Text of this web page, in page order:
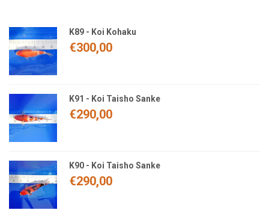
K89 - Koi Kohaku
€300,00
K91 - Koi Taisho Sanke
€290,00
K90 - Koi Taisho Sanke
€290,00